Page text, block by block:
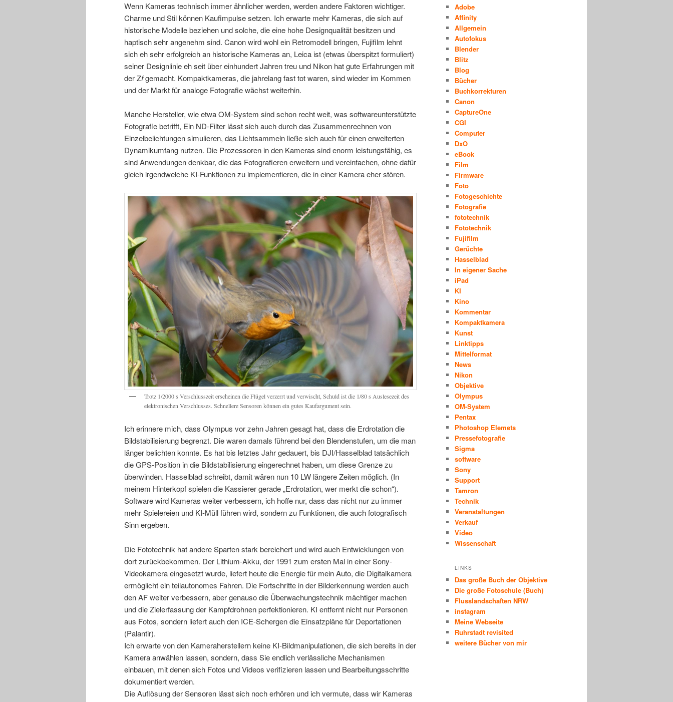
Wenn Kameras technisch immer ähnlicher werden, werden andere Faktoren wichtiger.
Charme und Stil können Kaufimpulse setzen. Ich erwarte mehr Kameras, die sich auf
historische Modelle beziehen und solche, die eine hohe Designqualität besitzen und
haptisch sehr angenehm sind. Canon wird wohl ein Retromodell bringen, Fujifilm lehnt
sich eh sehr erfolgreich an historische Kameras an, Leica ist (etwas überspitzt formuliert)
seiner Designlinie eh seit über einhundert Jahren treu und Nikon hat gute Erfahrungen mit
der Zfgemacht. Kompaktkameras, die jahrelang fast tot waren, sind wieder im Kommen
und der Markt für analoge Fotografie wächst weiterhin.
Manche Hersteller, wie etwa OM-System sind schon recht weit, was softwareunterstützte
Fotografie betrifft, Ein ND-Filter lässt sich auch durch das Zusammenrechnen von
Einzelbelichtungen simulieren, das Lichtsammeln ließe sich auch für einen erweiterten
Dynamikumfang nutzen. Die Prozessoren in den Kameras sind enorm leistungsfähig, es
sind Anwendungen denkbar, die das Fotografieren erweitern und vereinfachen, ohne dafür
gleich irgendwelche KI-Funktionen zu implementieren, die in einer Kamera eher stören.
Trotz 1/2000 s Verschlusszeit erscheinen die Flügel verzerrt und verwischt, Schuld ist die 1/80 s Auslesezeit des
elektronischen Verschlusses. Schnellere Sensoren können ein gutes Kaufargument sein.
Ich erinnere mich, dass Olympus vor zehn Jahren gesagt hat, dass die Erdrotation die
Bildstabilisierung begrenzt. Die waren damals führend bei den Blendenstufen, um die man
länger belichten konnte. Es hat bis letztes Jahr gedauert, bis DJI/Hasselblad tatsächlich
die GPS-Position in die Bildstabilisierung eingerechnet haben, um diese Grenze zu
überwinden. Hasselblad schreibt, damit wären nun 10 LW längere Zeiten möglich. (In
meinem Hinterkopf spielen die Kassierer gerade „Erdrotation, wer merkt die schon“).
Software wird Kameras weiter verbessern, ich hoffe nur, dass das nicht nur zu immer
mehr Spielereien und KI-Müll führen wird, sondern zu Funktionen, die auch fotografisch
Sinn ergeben.
Die Fototechnik hat andere Sparten stark bereichert und wird auch Entwicklungen von
dort zurückbekommen. Der Lithium-Akku, der 1991 zum ersten Mal in einer Sony-
Videokamera eingesetzt wurde, liefert heute die Energie für mein Auto, die Digitalkamera
ermöglicht ein teilautonomes Fahren. Die Fortschritte in der Bilderkennung werden auch
den AF weiter verbessern, aber genauso die Überwachungstechnik mächtiger machen
und die Zielerfassung der Kampfdrohnen perfektionieren. KI entfernt nicht nur Personen
aus Fotos, sondern liefert auch den ICE-Schergen die Einsatzpläne für Deportationen
(Palantir).
Ich erwarte von den Kameraherstellern keine KI-Bildmanipulationen, die sich bereits in der
Kamera anwählen lassen, sondern, dass Sie endlich verlässliche Mechanismen
einbauen, mit denen sich Fotos und Videos verifizieren lassen und Bearbeitungsschritte
dokumentiert werden.
Die Auflösung der Sensoren lässt sich noch erhören und ich vermute, dass wir Kameras
Adobe
Affinity
Allgemein
Autofokus
Blender
Blitz
Blog
Bücher
Buchkorrekturen
Canon
CaptureOne
CGI
Computer
DxO
eBook
Film
Firmware
Foto
Fotogeschichte
Fotografie
fototechnik
Fototechnik
Fujifilm
Gerüchte
Hasselblad
In eigener Sache
iPad
KI
Kino
Kommentar
Kompaktkamera
Kunst
Linktipps
Mittelformat
News
Nikon
Objektive
Olympus
OM-System
Pentax
Photoshop Elemets
Pressefotografie
Sigma
software
Sony
Support
Tamron
Technik
Veranstaltungen
Verkauf
Video
Wissenschaft
LINKS
Das große Buch der Objektive
Die große Fotoschule (Buch)
Flusslandschaften NRW
instagram
Meine Webseite
Ruhrstadt revisited
weitere Bücher von mir